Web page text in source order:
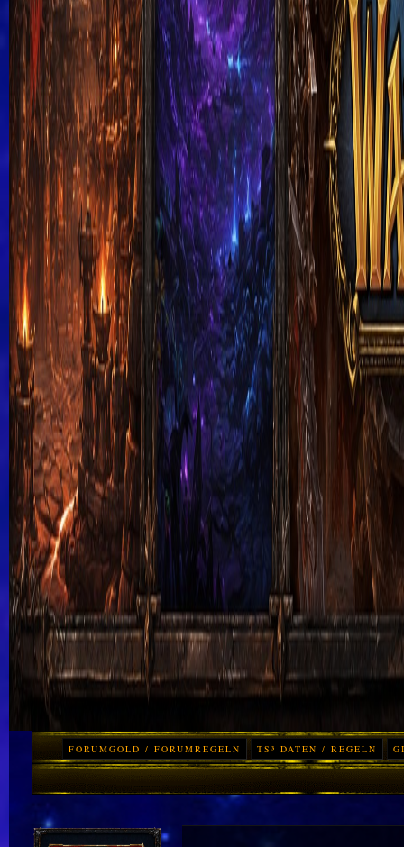
FORUMGOLD / FORUMREGELN TS³ DATEN / REGELN